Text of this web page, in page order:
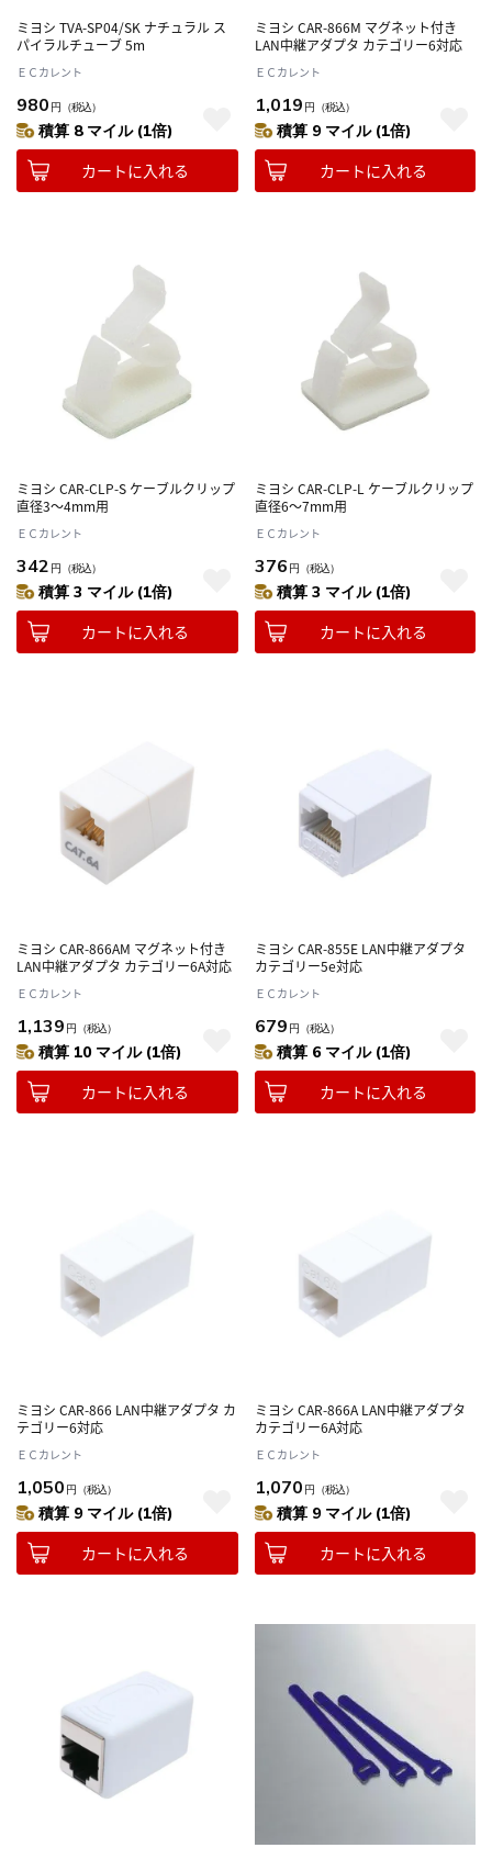
ミヨシ TVA-SP04/SK ナチュラル ス
パイラルチューブ 5m
ＥＣカレント
980 円 （税込）
積算 8 マイル (1倍)
カートに入れる
ミヨシ CAR-866M マグネット付き
LAN中継アダプタ カテゴリー6対応
ＥＣカレント
1,019 円 （税込）
積算 9 マイル (1倍)
カートに入れる
ミヨシ CAR-CLP-S ケーブルクリップ
直径3～4mm用
ＥＣカレント
342 円 （税込）
積算 3 マイル (1倍)
カートに入れる
ミヨシ CAR-CLP-L ケーブルクリップ
直径6～7mm用
ＥＣカレント
376 円 （税込）
積算 3 マイル (1倍)
カートに入れる
ミヨシ CAR-866AM マグネット付き
LAN中継アダプタ カテゴリー6A対応
ＥＣカレント
1,139 円 （税込）
積算 10 マイル (1倍)
カートに入れる
ミヨシ CAR-855E LAN中継アダプタ
カテゴリー5e対応
ＥＣカレント
679 円 （税込）
積算 6 マイル (1倍)
カートに入れる
ミヨシ CAR-866 LAN中継アダプタ カ
テゴリー6対応
ＥＣカレント
1,050 円 （税込）
積算 9 マイル (1倍)
カートに入れる
ミヨシ CAR-866A LAN中継アダプタ
カテゴリー6A対応
ＥＣカレント
1,070 円 （税込）
積算 9 マイル (1倍)
カートに入れる